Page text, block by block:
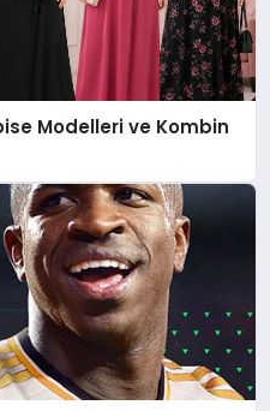
Modelleri ve Kombin